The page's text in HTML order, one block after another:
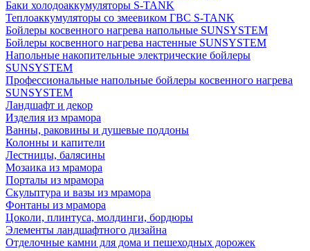
Баки холодоаккумуляторы S-TANK
Теплоаккумуляторы со змеевиком ГВС S-TANK
Бойлеры косвенного нагрева напольные SUNSYSTEM
Бойлеры косвенного нагрева настенные SUNSYSTEM
Напольные накопительные электрические бойлеры
SUNSYSTEM
Профессиональные напольные бойлеры косвенного нагрева
SUNSYSTEM
Ландшафт и декор
Изделия из мрамора
Ванны, раковины и душевые поддоны
Колонны и капители
Лестницы, балясины
Мозаика из мрамора
Порталы из мрамора
Скульптура и вазы из мрамора
Фонтаны из мрамора
Цоколи, плинтуса, молдинги, бордюры
Элементы ландшафтного дизайна
Отделочные камни для дома и пешеходных дорожек